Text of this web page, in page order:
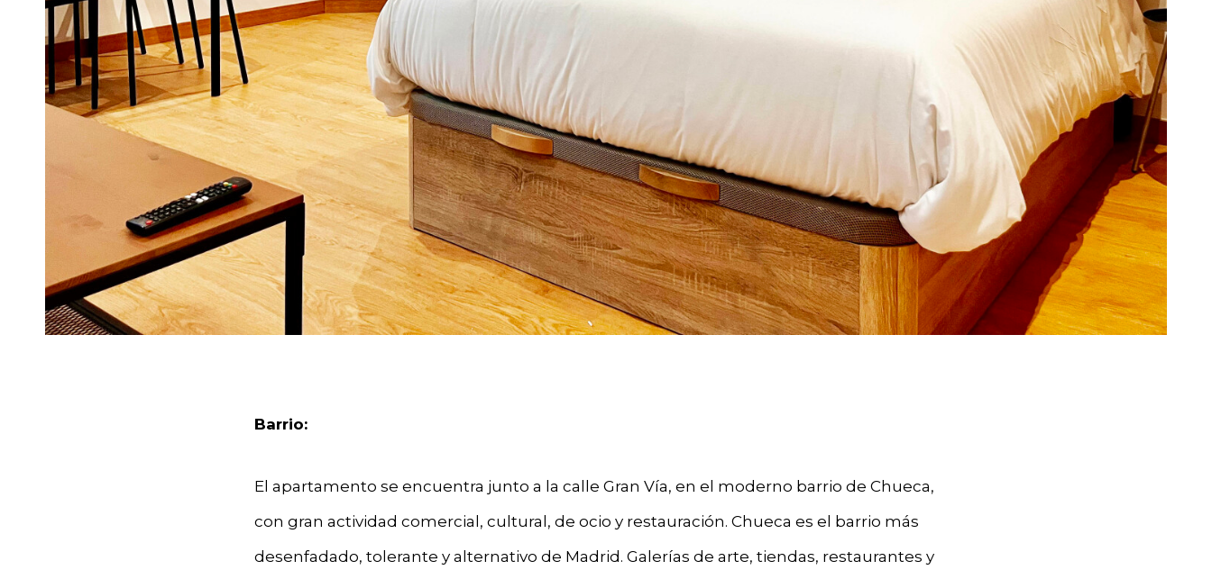
Barrio:
El apartamento se encuentra junto a la calle Gran Vía, en el moderno barrio de Chueca,
con gran actividad comercial, cultural, de ocio y restauración. Chueca es el barrio más
desenfadado, tolerante y alternativo de Madrid. Galerías de arte, tiendas, restaurantes y